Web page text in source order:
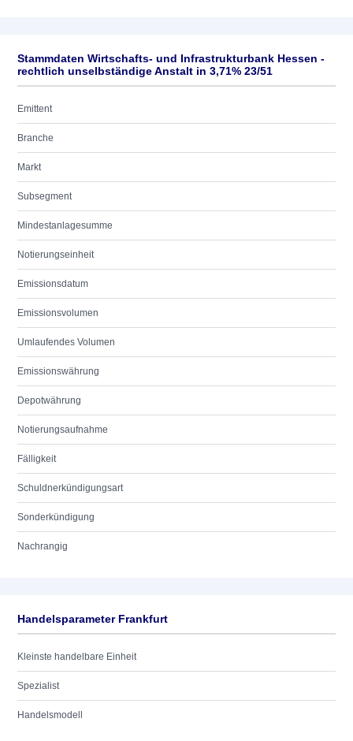
Stammdaten Wirtschafts- und Infrastrukturbank Hessen -
rechtlich unselbständige Anstalt in 3,71% 23/51
Emittent
Branche
Markt
Subsegment
Mindestanlagesumme
Notierungseinheit
Emissionsdatum
Emissionsvolumen
Umlaufendes Volumen
Emissionswährung
Depotwährung
Notierungsaufnahme
Fälligkeit
Schuldnerkündigungsart
Sonderkündigung
Nachrangig
Handelsparameter Frankfurt
Kleinste handelbare Einheit
Spezialist
Handelsmodell